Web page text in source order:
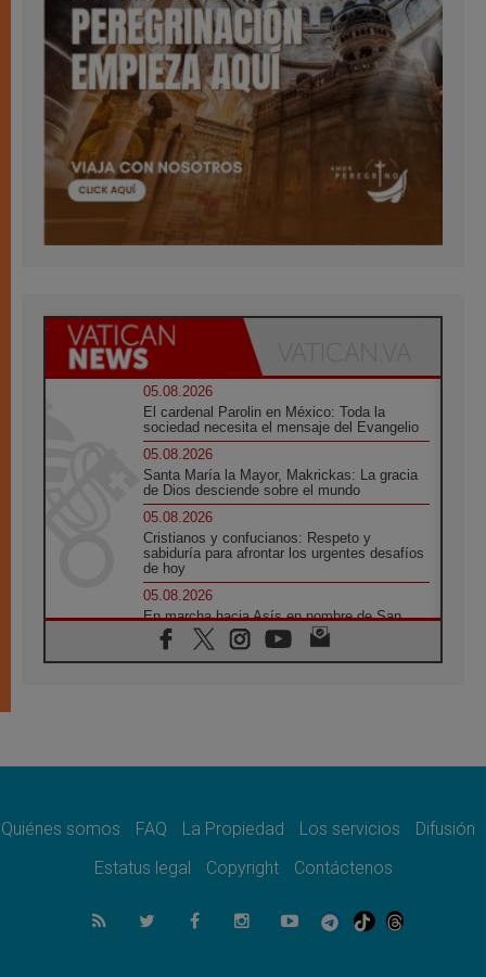
05.08.2026
El cardenal Parolin en México: Toda la
sociedad necesita el mensaje del Evangelio
05.08.2026
Santa María la Mayor, Makrickas: La gracia
de Dios desciende sobre el mundo
05.08.2026
Cristianos y confucianos: Respeto y
sabiduría para afrontar los urgentes desafíos
de hoy
05.08.2026
En marcha hacia Asís en nombre de San
Francisco, a la espera de León
05.08.2026
quienes bendicen la guerra
Ucrania: Ataque masivo en Kyiv durante la
05.08.2026
Colombo: "La visita del Papa a Argentina
Quiénes somos FAQ La Propiedad Los servicios
Difusión
Estatus legal
Copyright Contáctenos